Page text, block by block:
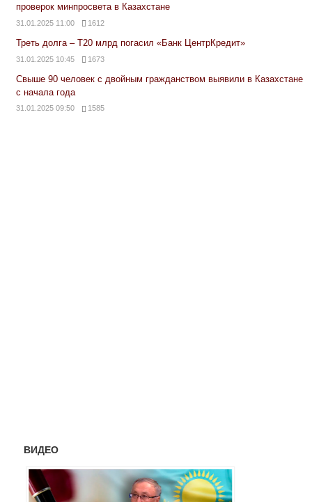
проверок минпросвета в Казахстане
31.01.2025 11:00 1612
Треть долга – Т20 млрд погасил «Банк ЦентрКредит»
31.01.2025 10:45 1673
Свыше 90 человек с двойным гражданством выявили в Казахстане
с начала года
31.01.2025 09:50 1585
ВИДЕО